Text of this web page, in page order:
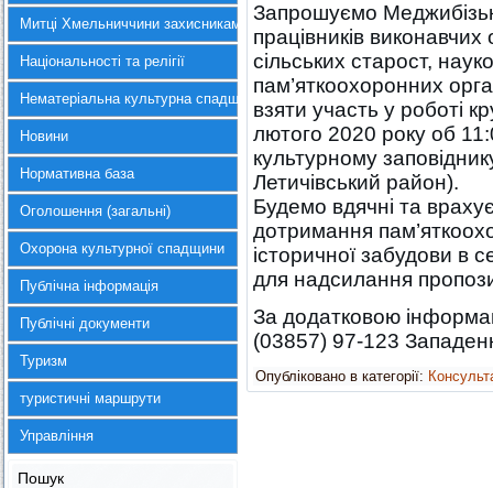
Митці Хмельниччини захисникам України
Національності та релігії
Нематеріальна культурна спадщина
Новини
Нормативна база
Оголошення (загальні)
Охорона культурної спадщини
Публічна інформація
Публічні документи
Туризм
туристичні маршрути
Управління
Пошук
Запрошуємо
працівників
сільських старост,
пам’яткоохоронних
взяти участь у роботі
лютого 2020 року об
культурному
Летичівський район).
Будемо вдячні та
дотримання
історичної забудови в
для надсилання
За додатковою
(03857) 97-123
Опубліковано в категорії: